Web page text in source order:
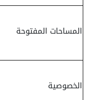
المساحات المفتوحة
الخصوصية